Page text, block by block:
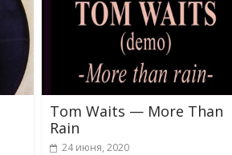
Tom Waits — More Than
Rain
24 июня, 2020